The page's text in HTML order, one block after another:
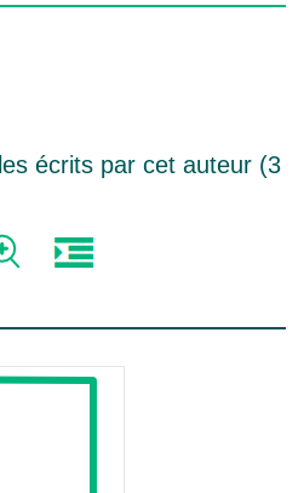
écrits par cet auteur (3